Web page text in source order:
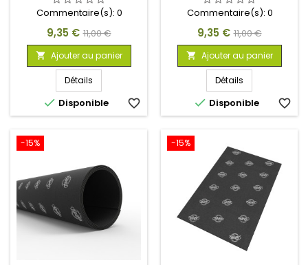
Commentaire(s): 0
Prix
9,35 € Prix
de
base
11,00 €
 Ajouter au panier
Détails
 Disponible favorite_border
Commentaire(s): 0
Prix
9,35 € Prix
de
base
11,00 €
 Ajouter au panier
Détails
 Disponible favorite_border
-15% -15%